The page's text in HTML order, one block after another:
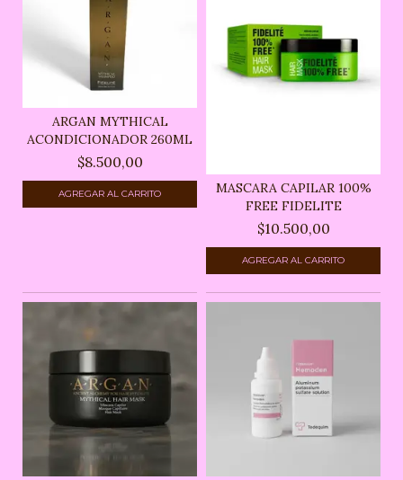
ARGAN MYTHICAL
ACONDICIONADOR 260ML
$8.500,00
MASCARA CAPILAR 100%
FREE FIDELITE
$10.500,00